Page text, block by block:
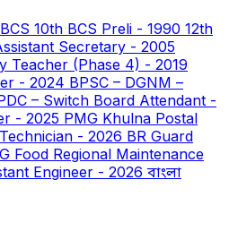
BCS 10th BCS Preli - 1990 12th
Secretary - 2005
Teacher (Phase 4) - 2019
- 2024 BPSC – DGNM –
– Switch Board Attendant -
- 2025 PMG Khulna Postal
- 2026 BR Guard
Food Regional Maintenance
Engineer - 2026 বাংলা